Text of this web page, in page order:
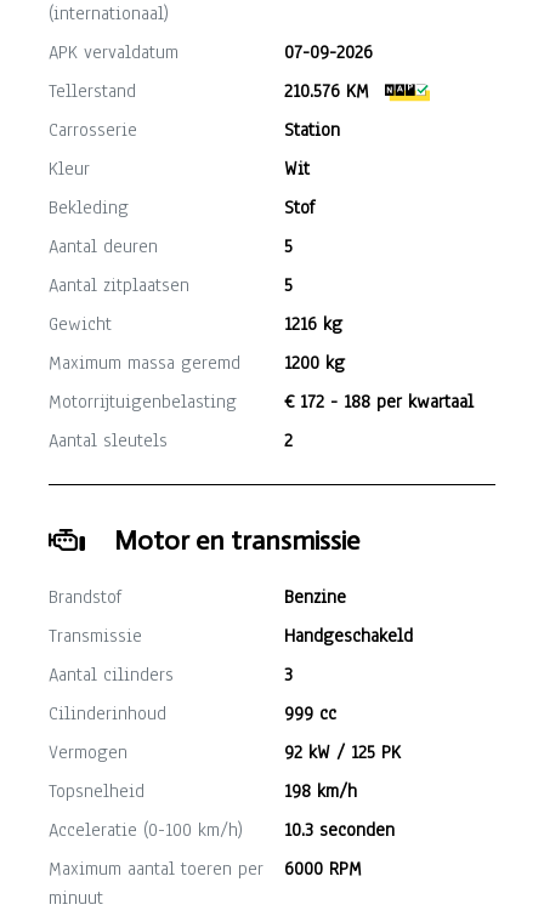
(internationaal)
APK vervaldatum
07-09-2026
Tellerstand
210.576 KM
Carrosserie
Station
Kleur
Wit
Bekleding
Stof
Aantal deuren
5
Aantal zitplaatsen
5
Gewicht
1216 kg
Maximum massa geremd
1200 kg
Motorrijtuigenbelasting
€ 172 - 188 per kwartaal
Aantal sleutels
2
Motor en transmissie
Brandstof
Benzine
Transmissie
Handgeschakeld
Aantal cilinders
3
Cilinderinhoud
999 cc
Vermogen
92 kW / 125 PK
Topsnelheid
198 km/h
Acceleratie (0-100 km/h)
10.3 seconden
Maximum aantal toeren per
minuut
6000 RPM